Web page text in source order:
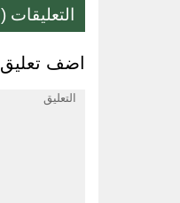
التعليقات (٠)
اضف تعليق